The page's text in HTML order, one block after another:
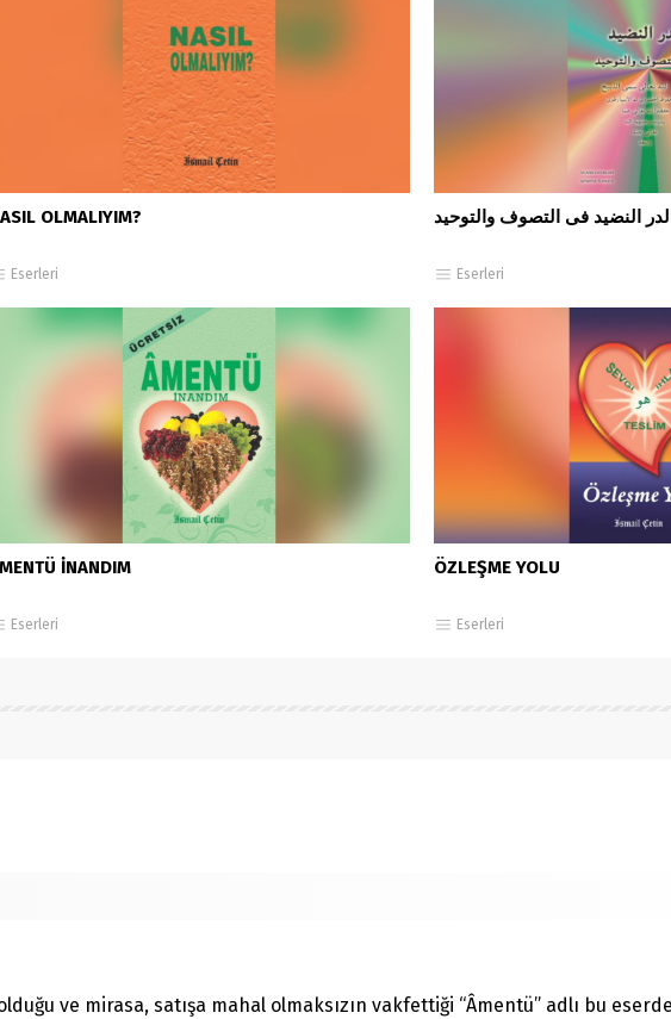
OLMALIYIM?
Eserleri Eserleri
İNANDIM
Eserleri
ÖZLEŞME YOLU
Eserleri
ve mirasa, satışa mahal olmaksızın vakfettiği “Âmentü” adlı bu